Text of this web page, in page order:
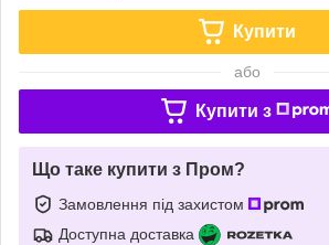
Купити
або
Купити з
Що таке купити з Пром?
Замовлення під захистом
Доступна доставка